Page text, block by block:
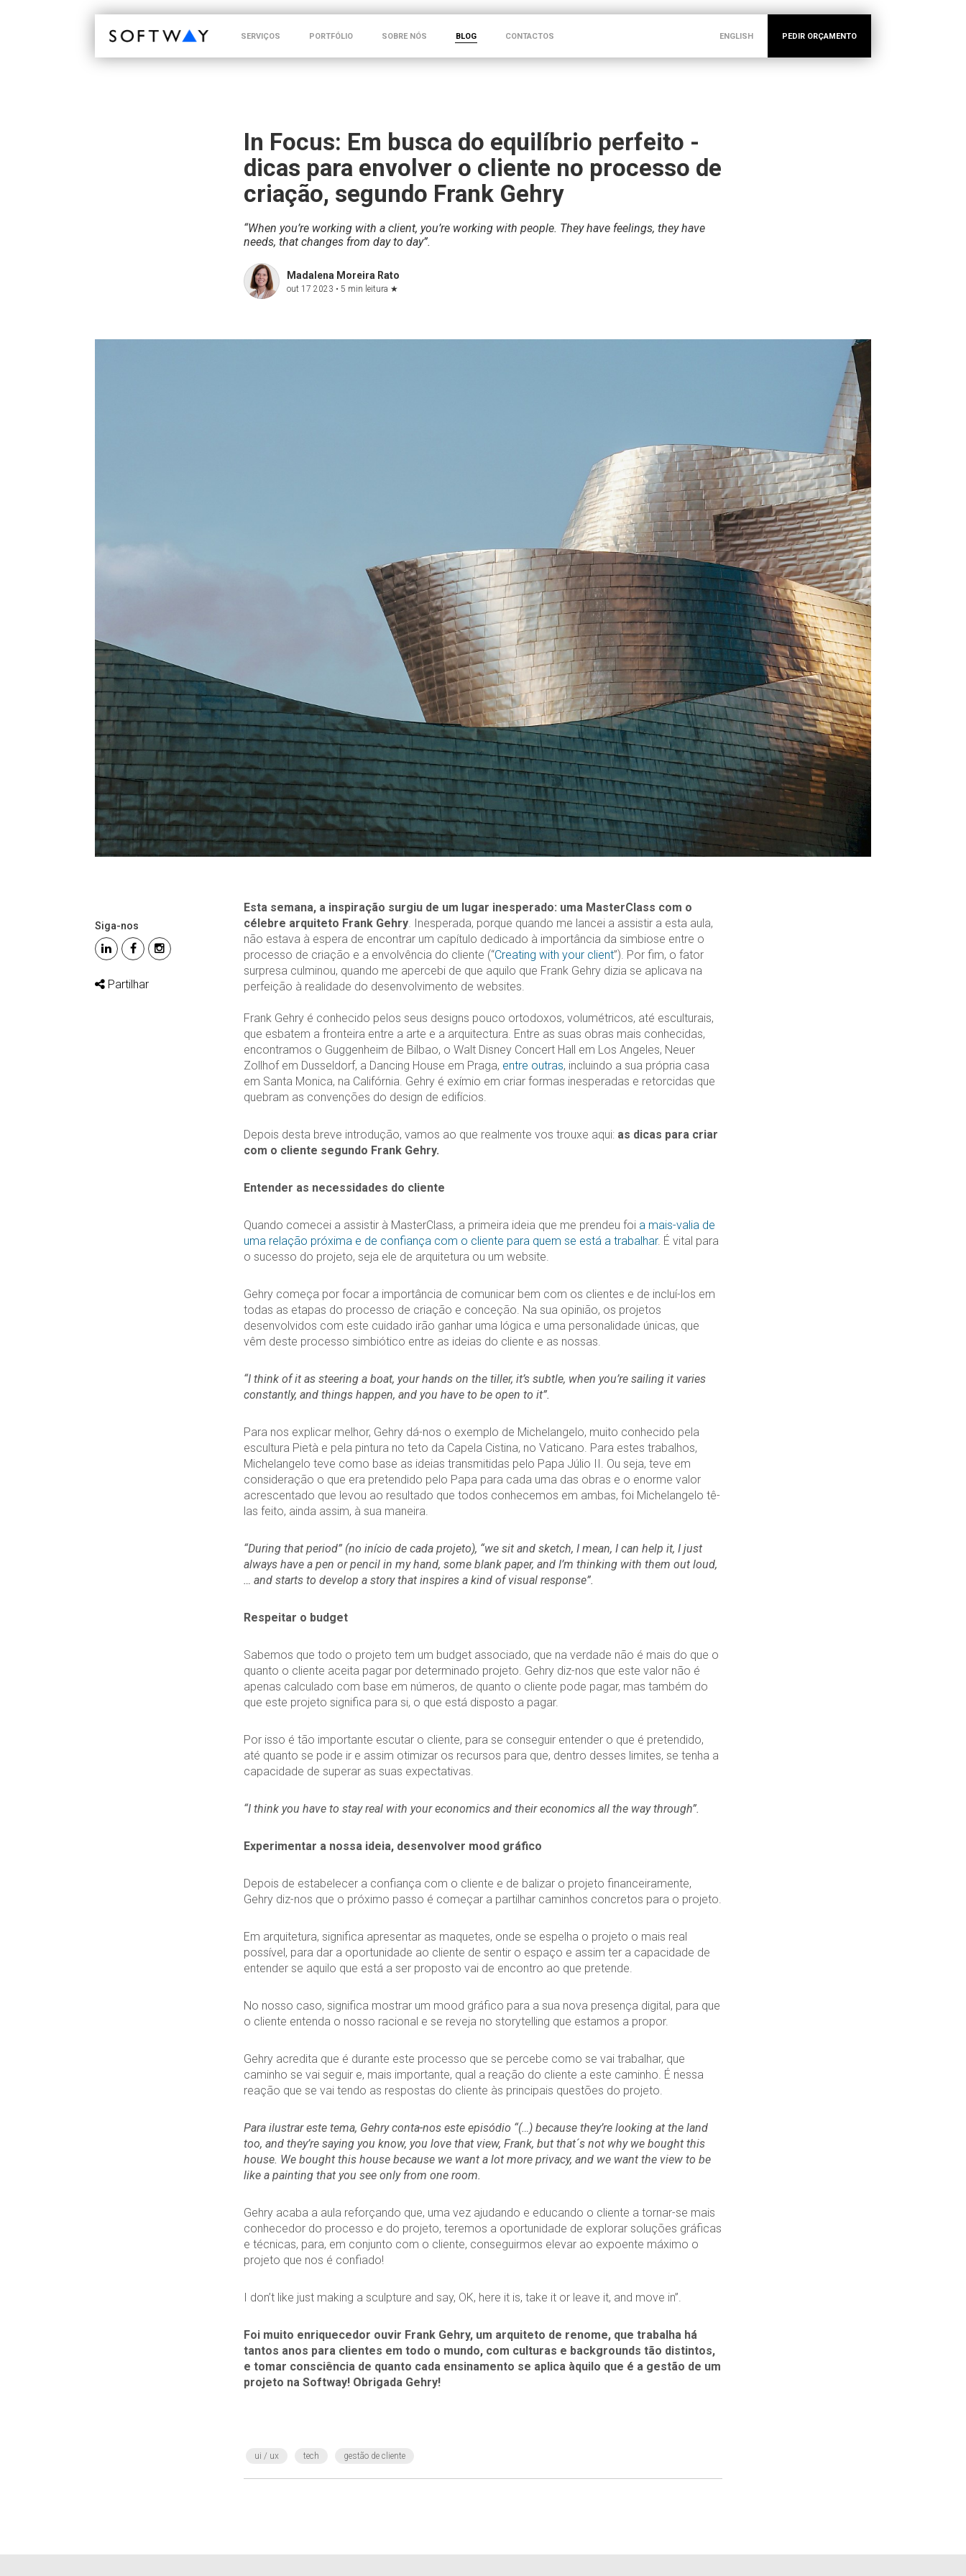
SERVIÇOS PORTFÓLIO SOBRE NÓS BLOG CONTACTOS ENGLISH PEDIR ORÇAMENTO
In Focus: Em busca do equilíbrio perfeito -
dicas para envolver o cliente no processo de
criação, segundo Frank Gehry
“When you’re working with a client, you’re working with people. They have feelings, they have
needs, that changes from day to day”.
Madalena Moreira Rato
out 17 2023 • 5 min leitura ★
Siga-nos
Partilhar
Esta semana, a inspiração surgiu de um lugar inesperado: uma MasterClass com o
célebre arquiteto Frank Gehry. Inesperada, porque quando me lancei a assistir a esta aula,
não estava à espera de encontrar um capítulo dedicado à importância da simbiose entre o
processo de criação e a envolvência do cliente (“Creating with your client”). Por fim, o fator
surpresa culminou, quando me apercebi de que aquilo que Frank Gehry dizia se aplicava na
perfeição à realidade do desenvolvimento de websites.
Frank Gehry é conhecido pelos seus designs pouco ortodoxos, volumétricos, até esculturais,
que esbatem a fronteira entre a arte e a arquitectura. Entre as suas obras mais conhecidas,
encontramos o Guggenheim de Bilbao, o Walt Disney Concert Hall em Los Angeles, Neuer
Zollhof em Dusseldorf, a Dancing House em Praga, entre outras, incluindo a sua própria casa
em Santa Monica, na Califórnia. Gehry é exímio em criar formas inesperadas e retorcidas que
quebram as convenções do design de edifícios.
Depois desta breve introdução, vamos ao que realmente vos trouxe aqui: as dicas para criar
com o cliente segundo Frank Gehry.
Entender as necessidades do cliente
Quando comecei a assistir à MasterClass, a primeira ideia que me prendeu foi a mais-valia de
uma relação próxima e de confiança com o cliente para quem se está a trabalhar. É vital para
o sucesso do projeto, seja ele de arquitetura ou um website.
Gehry começa por focar a importância de comunicar bem com os clientes e de incluí-los em
todas as etapas do processo de criação e conceção. Na sua opinião, os projetos
desenvolvidos com este cuidado irão ganhar uma lógica e uma personalidade únicas, que
vêm deste processo simbiótico entre as ideias do cliente e as nossas.
“I think of it as steering a boat, your hands on the tiller, it’s subtle, when you’re sailing it varies
constantly, and things happen, and you have to be open to it”.
Para nos explicar melhor, Gehry dá-nos o exemplo de Michelangelo, muito conhecido pela
escultura Pietà e pela pintura no teto da Capela Cistina, no Vaticano. Para estes trabalhos,
Michelangelo teve como base as ideias transmitidas pelo Papa Júlio II. Ou seja, teve em
consideração o que era pretendido pelo Papa para cada uma das obras e o enorme valor
acrescentado que levou ao resultado que todos conhecemos em ambas, foi Michelangelo tê-
las feito, ainda assim, à sua maneira.
“During that period” (no início de cada projeto), “we sit and sketch, I mean, I can help it, I just
always have a pen or pencil in my hand, some blank paper, and I’m thinking with them out loud,
… and starts to develop a story that inspires a kind of visual response”.
Respeitar o budget
Sabemos que todo o projeto tem um budget associado, que na verdade não é mais do que o
quanto o cliente aceita pagar por determinado projeto. Gehry diz-nos que este valor não é
apenas calculado com base em números, de quanto o cliente pode pagar, mas também do
que este projeto significa para si, o que está disposto a pagar.
Por isso é tão importante escutar o cliente, para se conseguir entender o que é pretendido,
até quanto se pode ir e assim otimizar os recursos para que, dentro desses limites, se tenha a
capacidade de superar as suas expectativas.
“I think you have to stay real with your economics and their economics all the way through”.
Experimentar a nossa ideia, desenvolver mood gráfico
Depois de estabelecer a confiança com o cliente e de balizar o projeto financeiramente,
Gehry diz-nos que o próximo passo é começar a partilhar caminhos concretos para o projeto.
Em arquitetura, significa apresentar as maquetes, onde se espelha o projeto o mais real
possível, para dar a oportunidade ao cliente de sentir o espaço e assim ter a capacidade de
entender se aquilo que está a ser proposto vai de encontro ao que pretende.
No nosso caso, significa mostrar um mood gráfico para a sua nova presença digital, para que
o cliente entenda o nosso racional e se reveja no storytelling que estamos a propor.
Gehry acredita que é durante este processo que se percebe como se vai trabalhar, que
caminho se vai seguir e, mais importante, qual a reação do cliente a este caminho. É nessa
reação que se vai tendo as respostas do cliente às principais questões do projeto.
Para ilustrar este tema, Gehry conta-nos este episódio “(…) because they’re looking at the land
too, and they’re saying you know, you love that view, Frank, but that´s not why we bought this
house. We bought this house because we want a lot more privacy, and we want the view to be
like a painting that you see only from one room.
Gehry acaba a aula reforçando que, uma vez ajudando e educando o cliente a tornar-se mais
conhecedor do processo e do projeto, teremos a oportunidade de explorar soluções gráficas
e técnicas, para, em conjunto com o cliente, conseguirmos elevar ao expoente máximo o
projeto que nos é confiado!
I don’t like just making a sculpture and say, OK, here it is, take it or leave it, and move in”.
Foi muito enriquecedor ouvir Frank Gehry, um arquiteto de renome, que trabalha há
tantos anos para clientes em todo o mundo, com culturas e backgrounds tão distintos,
e tomar consciência de quanto cada ensinamento se aplica àquilo que é a gestão de um
projeto na Softway! Obrigada Gehry!
ui / ux tech gestão de cliente